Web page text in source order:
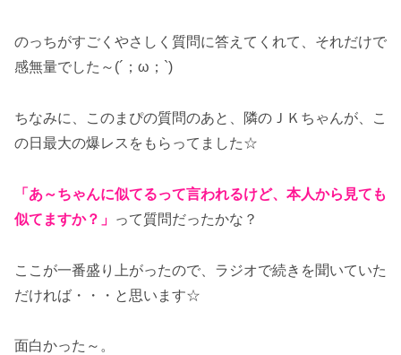
のっちがすごくやさしく質問に答えてくれて、それだけで
感無量でした～(´；ω；`)
ちなみに、このまぴの質問のあと、隣のＪＫちゃんが、こ
の日最大の爆レスをもらってました☆
「あ～ちゃんに似てるって言われるけど、本人から見ても
似てますか？」 って質問だったかな？
ここが一番盛り上がったので、ラジオで続きを聞いていた
だければ・・・と思います☆
面白かった～。